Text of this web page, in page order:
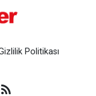
Politikası